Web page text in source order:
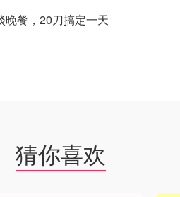
晚餐，20刀搞定一天
猜你喜欢